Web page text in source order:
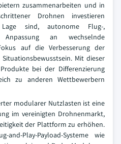
zusammenarbeiten und in
Drohnen investieren
sind, autonome Flug-,
an wechselnde
auf die Verbesserung der
Mit dieser
bei der Differenzierung
zu anderen Wettbewerbern
modularer Nutzlasten ist eine
im vereinigten Drohnenmarkt,
der Plattform zu erhöhen.
and-Play-Payload-Systeme wie